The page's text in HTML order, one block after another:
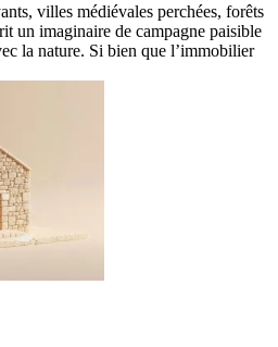
villes médiévales perchées, forêts
un imaginaire de campagne paisible
la nature. Si bien que l’immobilier